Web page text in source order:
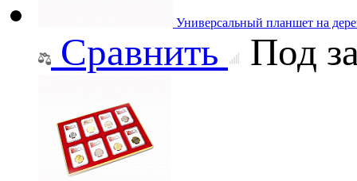
Универсальный планшет на
Сравнить Под